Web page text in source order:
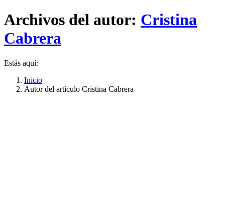
Archivos del autor: Cristina
Cabrera
Estás aquí:
Inicio
Autor del artículo Cristina Cabrera